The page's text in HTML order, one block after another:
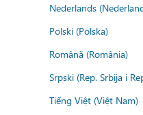
Nederlands
Polski (Polska)
Română (România)
Srpski (Rep. Srbija i
Tiếng Việt (Việt Nam)